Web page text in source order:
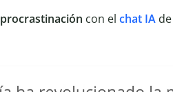
procrastinación con el chat IA de